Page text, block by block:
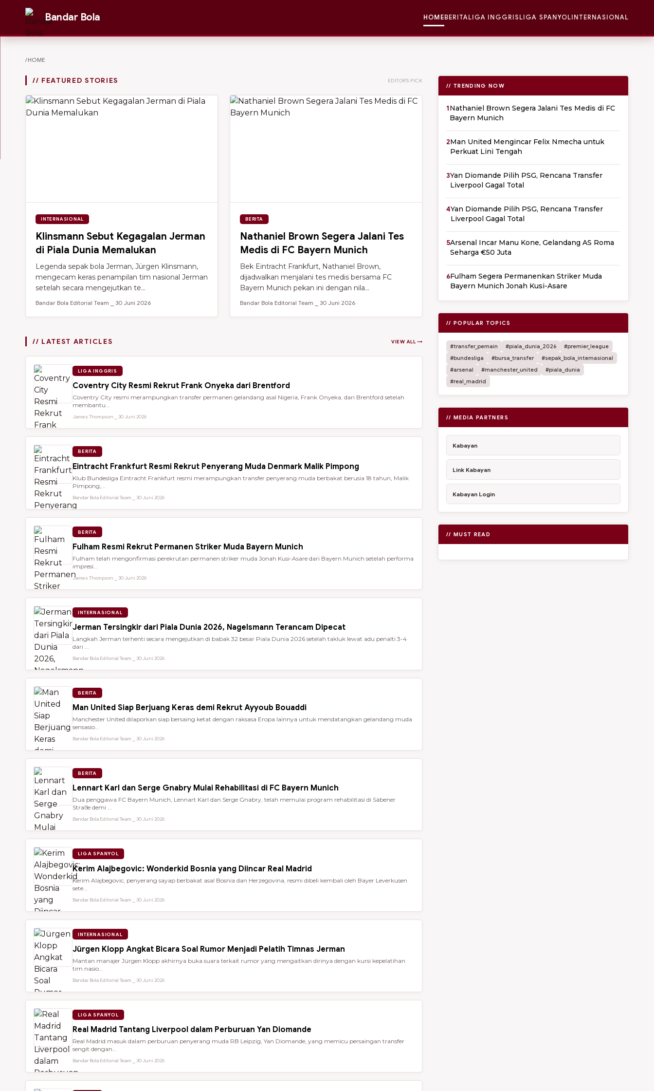
Bandar Bola HOMEBERITALIGA INGGRISLIGA SPANYOLINTERNASIONAL
/HOME
// FEATURED STORIES EDITOR'S PICK
INTERNASIONAL
Klinsmann Sebut Kegagalan Jerman
di Piala Dunia Memalukan
Legenda sepak bola Jerman, Jürgen Klinsmann,
mengecam keras penampilan tim nasional Jerman
setelah secara mengejutkan te...
Bandar Bola Editorial Team ⎯ 30 Juni 2026
BERITA
Nathaniel Brown Segera Jalani Tes
Medis di FC Bayern Munich
Bek Eintracht Frankfurt, Nathaniel Brown,
dijadwalkan menjalani tes medis bersama FC
Bayern Munich pekan ini dengan nila...
Bandar Bola Editorial Team ⎯ 30 Juni 2026
// LATEST ARTICLES VIEW ALL →
LIGA INGGRIS
Coventry City Resmi Rekrut Frank Onyeka dari Brentford
Coventry City resmi merampungkan transfer permanen gelandang asal Nigeria, Frank Onyeka, dari Brentford setelah
membantu...
James Thompson ⎯ 30 Juni 2026
BERITA
Eintracht Frankfurt Resmi Rekrut Penyerang Muda Denmark Malik Pimpong
Klub Bundesliga Eintracht Frankfurt resmi merampungkan transfer penyerang muda berbakat berusia 18 tahun, Malik
Pimpong,...
Bandar Bola Editorial Team ⎯ 30 Juni 2026
BERITA
Fulham Resmi Rekrut Permanen Striker Muda Bayern Munich
Fulham telah mengonfirmasi perekrutan permanen striker muda Jonah Kusi-Asare dari Bayern Munich setelah performa
impresi...
James Thompson ⎯ 30 Juni 2026
INTERNASIONAL
Jerman Tersingkir dari Piala Dunia 2026, Nagelsmann Terancam Dipecat
Langkah Jerman terhenti secara mengejutkan di babak 32 besar Piala Dunia 2026 setelah takluk lewat adu penalti 3-4
dari ...
Bandar Bola Editorial Team ⎯ 30 Juni 2026
BERITA
Man United Siap Berjuang Keras demi Rekrut Ayyoub Bouaddi
Manchester United dilaporkan siap bersaing ketat dengan raksasa Eropa lainnya untuk mendatangkan gelandang muda
sensasio...
Bandar Bola Editorial Team ⎯ 30 Juni 2026
BERITA
Lennart Karl dan Serge Gnabry Mulai Rehabilitasi di FC Bayern Munich
Dua penggawa FC Bayern Munich, Lennart Karl dan Serge Gnabry, telah memulai program rehabilitasi di Säbener
Straße demi ...
Bandar Bola Editorial Team ⎯ 30 Juni 2026
LIGA SPANYOL
Kerim Alajbegovic: Wonderkid Bosnia yang Diincar Real Madrid
Kerim Alajbegovic, penyerang sayap berbakat asal Bosnia dan Herzegovina, resmi dibeli kembali oleh Bayer Leverkusen
sete...
Bandar Bola Editorial Team ⎯ 30 Juni 2026
INTERNASIONAL
Jürgen Klopp Angkat Bicara Soal Rumor Menjadi Pelatih Timnas Jerman
Mantan manajer Jürgen Klopp akhirnya buka suara terkait rumor yang mengaitkan dirinya dengan kursi kepelatihan
tim nasio...
Bandar Bola Editorial Team ⎯ 30 Juni 2026
LIGA SPANYOL
Real Madrid Tantang Liverpool dalam Perburuan Yan Diomande
Real Madrid masuk dalam perburuan penyerang muda RB Leipzig, Yan Diomande, yang memicu persaingan transfer
sengit dengan...
Bandar Bola Editorial Team ⎯ 30 Juni 2026
// TRENDING NOW
1Nathaniel Brown Segera Jalani Tes Medis di FC
Bayern Munich
2Man United Mengincar Felix Nmecha untuk
Perkuat Lini Tengah
3Yan Diomande Pilih PSG, Rencana Transfer
Liverpool Gagal Total
4Yan Diomande Pilih PSG, Rencana Transfer
Liverpool Gagal Total
5Arsenal Incar Manu Kone, Gelandang AS Roma
Seharga €50 Juta
6Fulham Segera Permanenkan Striker Muda
Bayern Munich Jonah Kusi-Asare
// POPULAR TOPICS
#transfer_pemain #piala_dunia_2026
#premier_league
#bundesliga
#bursa_transfer
#sepak_bola_internasional
#arsenal
#manchester_united
#piala_dunia
#real_madrid
// MEDIA PARTNERS
Kabayan
Link Kabayan
Kabayan Login
// MUST READ